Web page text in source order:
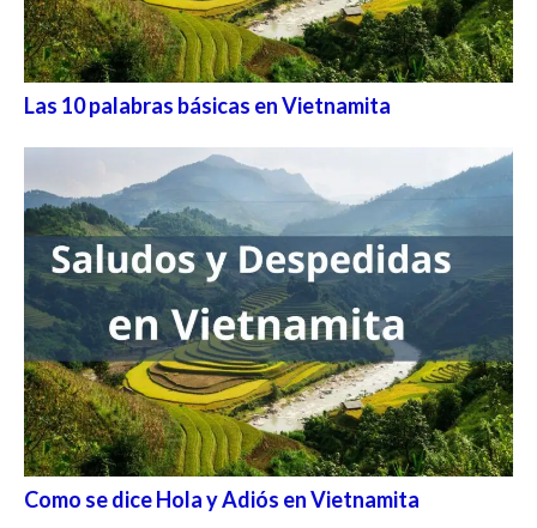
Las 10 palabras básicas en Vietnamita
Como se dice Hola y Adiós en Vietnamita